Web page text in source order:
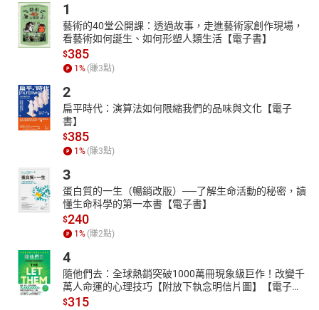
實踐「如何聽」及「如何說 」，從此讓對方想聽、聽得清楚、聽
懂、聽透、聽進去！
＊＊＊
本課程共分為五個部分，第一部分從「聽」開始，詳細說明如何抓
明包含口齒清晰度、聲音大小、語速等的掌握方法，並著重說出好
故事、如何決策等，在此課程中也搭配有20個可幫助自己的日常練
習，跟著郝哥的腳步，每一天都能有所思考與實踐，逐步前進，功
力大增指日可待！
的啟發，也分享了他對脫口秀、相聲的喜好，以及他是如何藉此提
升自己幸福溝通的能力。
＊＊＊
◎想讓自己更有影響力的一般大眾
◎想學習與他人自然互動的方式、有效方式了解他人
◎利用幸福溝通建立信任，改善職場與家庭生活氛圍
1
藝術的40堂公開課：透過故事，走進藝術家創作現場，
看藝術如何誕生、如何形塑人類生活【電子書】
$385
1 % (賺3點)
2
扁平時代：演算法如何限縮我們的品味與文化【電子
書】
$385
1 % (賺3點)
3
蛋白質的一生（暢銷改版）──了解生命活動的秘密，讀
懂生命科學的第一本書【電子書】
$240
1 % (賺2點)
4
隨他們去：全球熱銷突破1000萬冊現象級巨作！改變千
萬人命運的心理技巧【附放下執念明信片圖】【電子
書】
$315